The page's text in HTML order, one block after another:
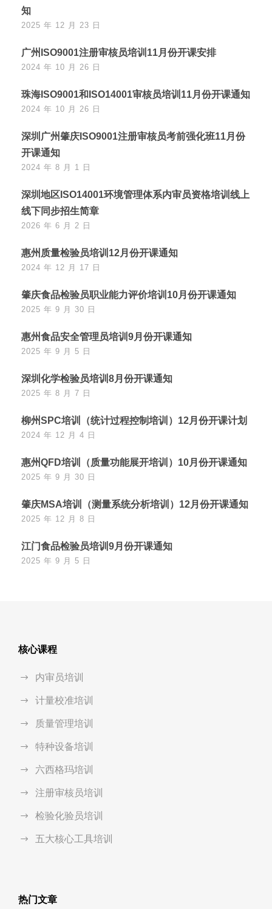
知
2025 年 12 月 23 日
广州ISO9001注册审核员培训11月份开课安排
2024 年 10 月 26 日
珠海ISO9001和ISO14001审核员培训11月份开课通知
2024 年 10 月 26 日
深圳广州肇庆ISO9001注册审核员考前强化班11月份
开课通知
2024 年 8 月 1 日
深圳地区ISO14001环境管理体系内审员资格培训线上
线下同步招生简章
2026 年 6 月 2 日
惠州质量检验员培训12月份开课通知
2024 年 12 月 17 日
肇庆食品检验员职业能力评价培训10月份开课通知
2025 年 9 月 30 日
惠州食品安全管理员培训9月份开课通知
2025 年 9 月 5 日
深圳化学检验员培训8月份开课通知
2025 年 8 月 7 日
柳州SPC培训（统计过程控制培训）12月份开课计划
2024 年 12 月 4 日
惠州QFD培训（质量功能展开培训）10月份开课通知
2025 年 9 月 30 日
肇庆MSA培训（测量系统分析培训）12月份开课通知
2025 年 12 月 8 日
江门食品检验员培训9月份开课通知
2025 年 9 月 5 日
核心课程
内审员培训
计量校准培训
质量管理培训
特种设备培训
六西格玛培训
注册审核员培训
检验化验员培训
五大核心工具培训
热门文章